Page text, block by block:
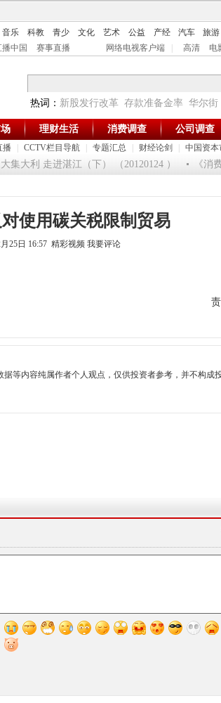
音乐 科教 青少 文化 艺术 公益 产经 汽车 旅游
播中国
赛事直播 网络电视客户端 高清 电
热词： 新股发行改革 存款准备金率 华尔街
播 CCTV栏目导航 专题汇总 财经论剑 中国资本
理财生活 消费调查 公司调查
大利 走进湛江（下） （20120124 ） 《消费
使用碳关税限制贸易
月25日 16:57 精彩视频 我要评论
等内容纯属作者个人观点，仅供投资者参考，并不构成投